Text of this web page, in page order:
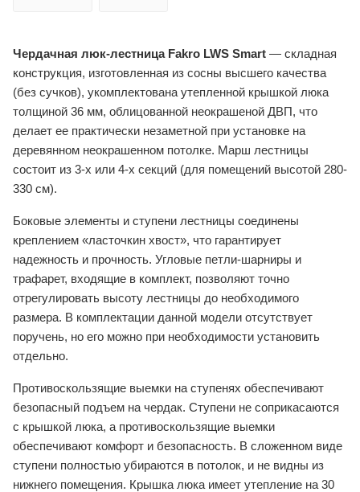
Чердачная люк-лестница Fakro LWS Smart — складная
конструкция, изготовленная из сосны высшего качества
(без сучков), укомплектована утепленной крышкой люка
толщиной 36 мм, облицованной неокрашеной ДВП, что
делает ее практически незаметной при установке на
деревянном неокрашенном потолке. Марш лестницы
состоит из 3-х или 4-х секций (для помещений высотой 280-
330 см).
Боковые элементы и ступени лестницы соединены
креплением «ласточкин хвост», что гарантирует
надежность и прочность. Угловые петли-шарниры и
трафарет, входящие в комплект, позволяют точно
отрегулировать высоту лестницы до необходимого
размера. В комплектации данной модели отсутствует
поручень, но его можно при необходимости установить
отдельно.
Противоскользящие выемки на ступенях обеспечивают
безопасный подъем на чердак. Ступени не соприкасаются
с крышкой люка, а противоскользящие выемки
обеспечивают комфорт и безопасность. В сложенном виде
ступени полностью убираются в потолок, и не видны из
нижнего помещения. Крышка люка имеет утепление на 30